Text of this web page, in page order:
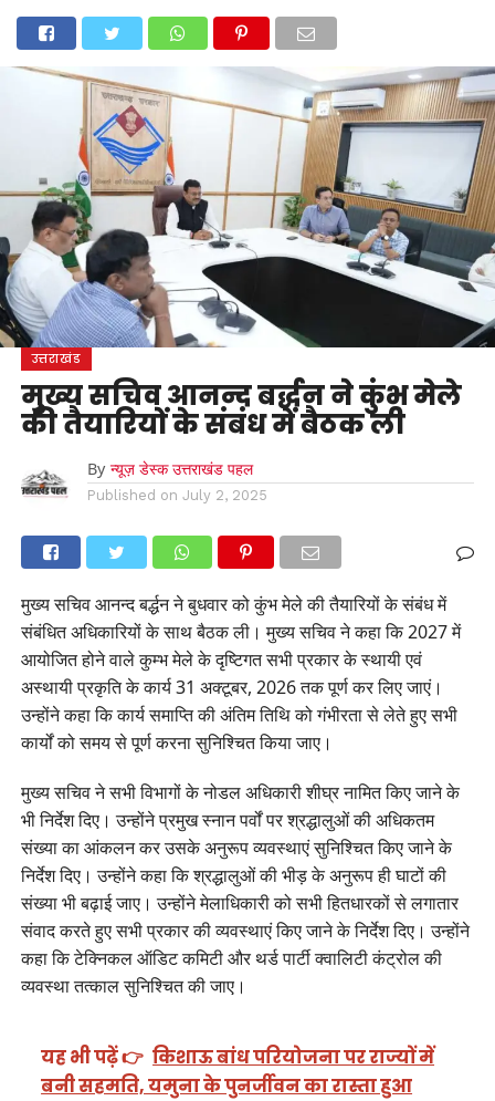
उत्तराखंडअल्मोड़ा उधम सिंह नगर चंपावत चमोलीटिहरी गढ़वाल
नैनीतालपिथौरागढ़पौड़ी गढ़वाल बागेश्वररुद्रप्रयागहरिद्वारदेशदुनिया
उत्तराखंड
मुख्य सचिव आनन्द बर्द्धन ने कुंभ मेले
की तैयारियों के संबंध में बैठक ली
By न्यूज़ डेस्क उत्तराखंड पहल
Published on July 2, 2025
मुख्य सचिव आनन्द बर्द्धन ने बुधवार को कुंभ मेले की तैयारियों के संबंध में
संबंधित अधिकारियों के साथ बैठक ली। मुख्य सचिव ने कहा कि 2027 में
आयोजित होने वाले कुम्भ मेले के दृष्टिगत सभी प्रकार के स्थायी एवं
अस्थायी प्रकृति के कार्य 31 अक्टूबर, 2026 तक पूर्ण कर लिए जाएं।
उन्होंने कहा कि कार्य समाप्ति की अंतिम तिथि को गंभीरता से लेते हुए सभी
कार्यों को समय से पूर्ण करना सुनिश्चित किया जाए।
मुख्य सचिव ने सभी विभागों के नोडल अधिकारी शीघ्र नामित किए जाने के
भी निर्देश दिए। उन्होंने प्रमुख स्नान पर्वों पर श्रद्धालुओं की अधिकतम
संख्या का आंकलन कर उसके अनुरूप व्यवस्थाएं सुनिश्चित किए जाने के
निर्देश दिए। उन्होंने कहा कि श्रद्धालुओं की भीड़ के अनुरूप ही घाटों की
संख्या भी बढ़ाई जाए। उन्होंने मेलाधिकारी को सभी हितधारकों से लगातार
संवाद करते हुए सभी प्रकार की व्यवस्थाएं किए जाने के निर्देश दिए। उन्होंने
कहा कि टेक्निकल ऑडिट कमिटी और थर्ड पार्टी क्वालिटी कंट्रोल की
व्यवस्था तत्काल सुनिश्चित की जाए।
यह भी पढ़ें 👉 किशाऊ बांध परियोजना पर राज्यों में
बनी सहमति, यमुना के पुनर्जीवन का रास्ता हुआ